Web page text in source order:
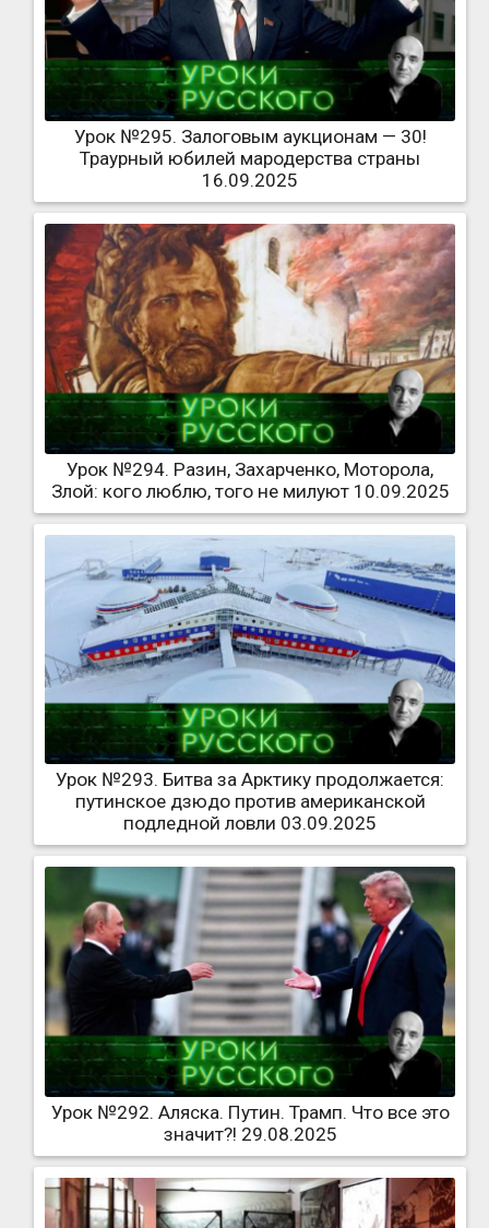
Урок №295. Залоговым аукционам — 30!
Траурный юбилей мародерства страны
16.09.2025
Урок №294. Разин, Захарченко, Моторола,
Злой: кого люблю, того не милуют 10.09.2025
Урок №293. Битва за Арктику продолжается:
путинское дзюдо против американской
подледной ловли 03.09.2025
Урок №292. Аляска. Путин. Трамп. Что все это
значит?! 29.08.2025